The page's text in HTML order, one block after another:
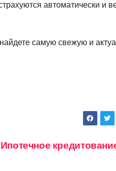
автоматически и
самую свежую и
Ипотечное